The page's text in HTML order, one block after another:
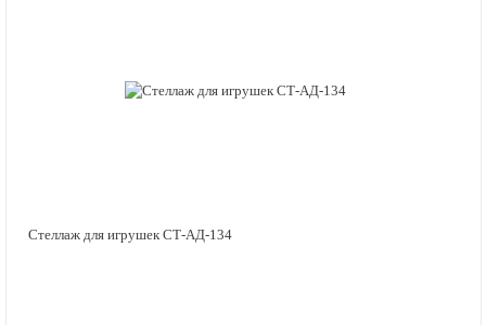
Стеллаж для игрушек СТ-АД-134